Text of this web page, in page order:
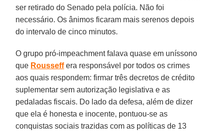
ser retirado do Senado pela polícia. Não foi
necessário. Os ânimos ficaram mais serenos depois
do intervalo de cinco minutos.
O grupo pró-impeachment falava quase em uníssono
que Rousseffera responsável por todos os crimes
aos quais respondem: firmar três decretos de crédito
suplementar sem autorização legislativa e as
pedaladas fiscais. Do lado da defesa, além de dizer
que ela é honesta e inocente, pontuou-se as
conquistas sociais trazidas com as políticas de 13